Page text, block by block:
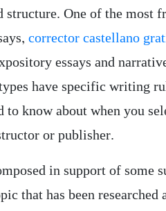
One of the most
corrector castellano
essays and
have specific writing
to know about when you
or publisher.
in support of some
that has been researched